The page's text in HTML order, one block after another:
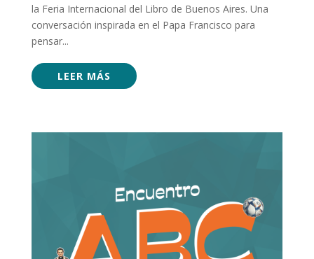
la Feria Internacional del Libro de Buenos Aires. Una
conversación inspirada en el Papa Francisco para
pensar...
LEER MÁS